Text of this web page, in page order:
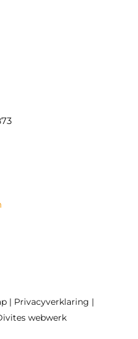
| Privacyverklaring |
webwerk